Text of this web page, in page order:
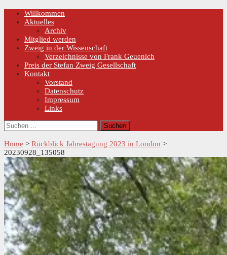
Skip
Primary
Menu
Willkommen
Aktuelles
Archiv
Mitglied werden
Zweig in der Wissenschaft
Verzeichnisse von Frank Geuenich
Preis der Stefan Zweig Gesellschaft
Kontakt
Vorstand
Datenschutz
Impressum
Links
Suchen
nach:
Home > Rückblick Jahrestagung 2023 in London >
20230928_135058